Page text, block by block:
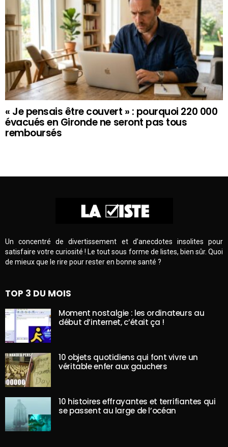
« Je pensais être couvert » : pourquoi 220 000
évacués en Gironde ne seront pas tous
remboursés
Un concentré de divertissement et d’anecdotes insolites pour
satisfaire votre curiosité ! Le tout sous forme de listes, bien sûr. Quoi
de mieux que le rire pour rester en bonne santé ?
TOP 3 DU MOIS
Moment nostalgie : les ordinateurs au
début d’internet, c’était ça !
10 objets quotidiens qui font vivre un
véritable enfer aux gauchers
10 histoires effrayantes et terrifiantes qui
se passent au large de l’océan